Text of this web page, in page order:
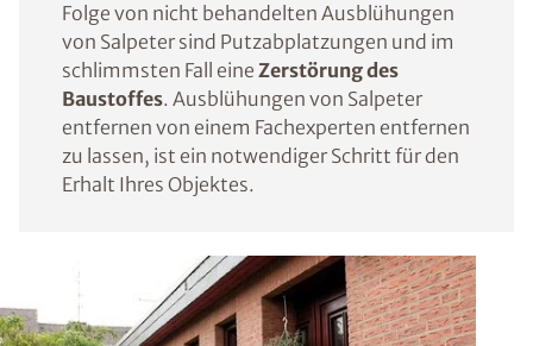
Folge von nicht behandelten Ausblühungen
von Salpeter sind Putzabplatzungen und im
schlimmsten Fall eine Zerstörung des
Baustoffes. Ausblühungen von Salpeter
entfernen von einem Fachexperten entfernen
zu lassen, ist ein notwendiger Schritt für den
Erhalt Ihres Objektes.